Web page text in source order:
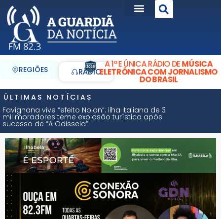
REGIÕES RÁDIO
A 1ª E ÚNICA RÁDIO DEMÚSICA
ELETRÔNICA COM JORNALISMO
DO BRASIL
ÚLTIMAS NOTÍCIAS
Favignana vive “efeito Nolan”: ilha italiana de 3
mil moradores teme explosão turística após
sucesso de “A Odisseia”